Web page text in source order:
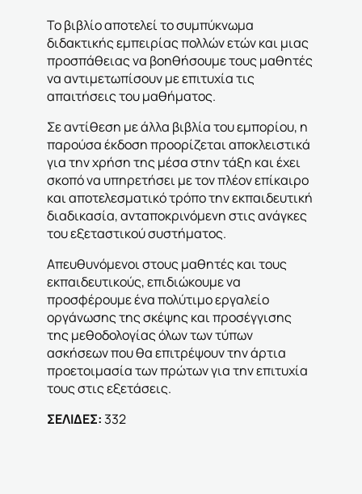
Το βιβλίο αποτελεί το συμπύκνωμα
διδακτικής εμπειρίας πολλών ετών και μιας
προσπάθειας να βοηθήσουμε τους μαθητές
να αντιμετωπίσουν με επιτυχία τις
απαιτήσεις του μαθήματος.
Σε αντίθεση με άλλα βιβλία του εμπορίου, η
παρούσα έκδοση προορίζεται αποκλειστικά
για την χρήση της μέσα στην τάξη και έχει
σκοπό να υπηρετήσει με τον πλέον επίκαιρο
και αποτελεσματικό τρόπο την εκπαιδευτική
διαδικασία, ανταποκρινόμενη στις ανάγκες
του εξεταστικού συστήματος.
Απευθυνόμενοι στους μαθητές και τους
εκπαιδευτικούς, επιδιώκουμε να
προσφέρουμε ένα πολύτιμο εργαλείο
οργάνωσης της σκέψης και προσέγγισης
της μεθοδολογίας όλων των τύπων
ασκήσεων που θα επιτρέψουν την άρτια
προετοιμασία των πρώτων για την επιτυχία
τους στις εξετάσεις.
ΣΕΛΙΔΕΣ:332